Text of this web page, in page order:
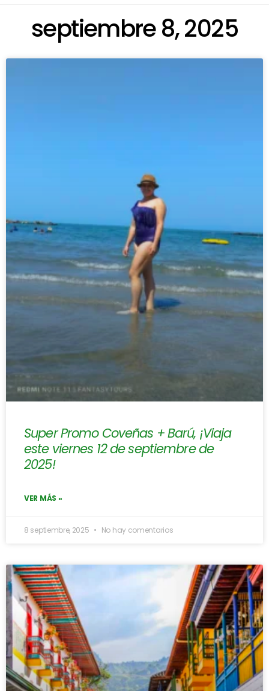
septiembre 8, 2025
Super Promo Coveñas + Barú, ¡Viaja
este viernes 12 de septiembre de
2025!
VER MÁS »
8 septiembre, 2025 No hay comentarios